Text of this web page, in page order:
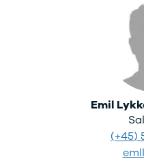
Emil
(+45)